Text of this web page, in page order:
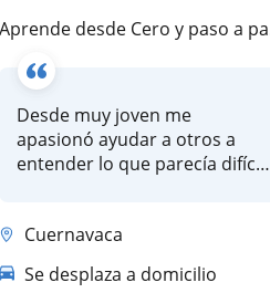
Aprende desde Cero y paso a paso, para ser el mejor de tu clase. Maestro titulado en Ingeniería y con maestría
Desde muy joven me
apasionó ayudar a otros a
entender lo que parecía difícil.
Cuernavaca
Se desplaza a domicilio